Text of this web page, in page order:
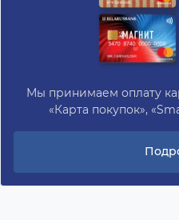
Мы принимаем оплату
«Карта покупок»,